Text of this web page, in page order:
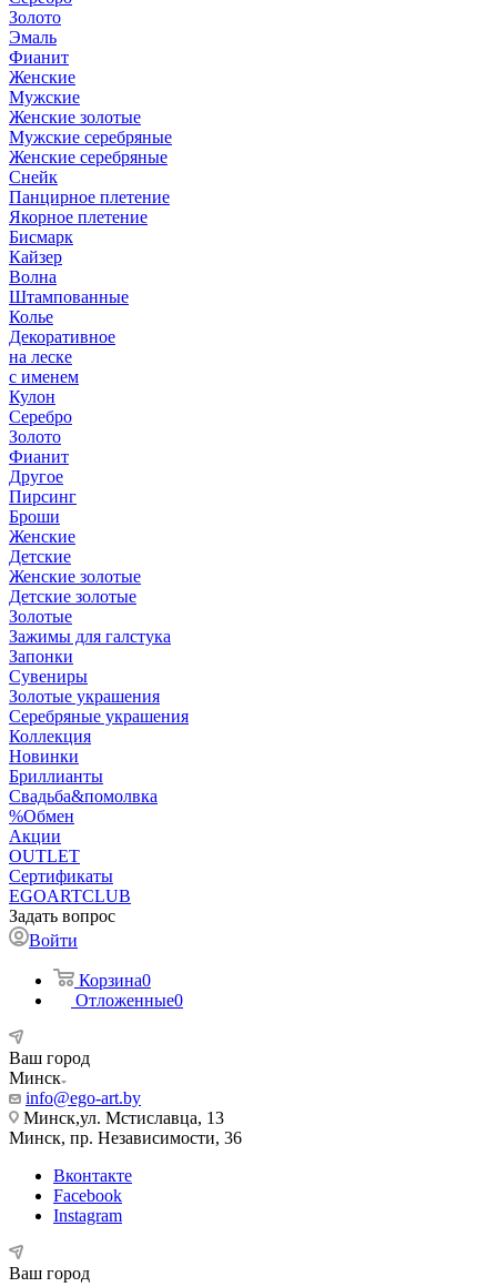
Золото
Эмаль
Фианит
Женские
Мужские
Женские золотые
Мужские серебряные
Женские серебряные
Снейк
Панцирное плетение
Якорное плетение
Бисмарк
Кайзер
Волна
Штампованные
Колье
Декоративное
на леске
с именем
Кулон
Серебро
Золото
Фианит
Другое
Пирсинг
Броши
Женские
Детские
Женские золотые
Детские золотые
Золотые
Зажимы для галстука
Запонки
Сувениры
Золотые украшения
Серебряные украшения
Коллекция
Новинки
Бриллианты
Свадьба&помолвка
%Обмен
Акции
OUTLET
Сертификаты
EGOARTCLUB
Задать вопрос
Войти
Корзина0
Отложенные0
Ваш город
Минск
info@ego-art.by
Минск,ул. Мстиславца, 13
Минск, пр. Независимости, 36
Вконтакте
Facebook
Instagram
Ваш город